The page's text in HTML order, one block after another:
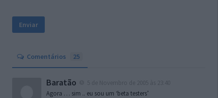
Comentários 25
Baratão
Agora … sim .. eu sou um ‘beta testers’